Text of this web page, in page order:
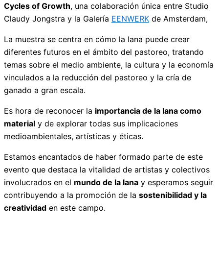
Cycles of Growth, una colaboración única entre Studio
Claudy Jongstra y la Galería EENWERK de Amsterdam,
La muestra se centra en cómo la lana puede crear
diferentes futuros en el ámbito del pastoreo, tratando
temas sobre el medio ambiente, la cultura y la economía
vinculados a la reducción del pastoreo y la cría de
ganado a gran escala.
Es hora de reconocer la importancia de la lana como
material y de explorar todas sus implicaciones
medioambientales, artísticas y éticas.
Estamos encantados de haber formado parte de este
evento que destaca la vitalidad de artistas y colectivos
involucrados en el mundo de la lana y esperamos seguir
contribuyendo a la promoción de la sostenibilidad y la
creatividad en este campo.